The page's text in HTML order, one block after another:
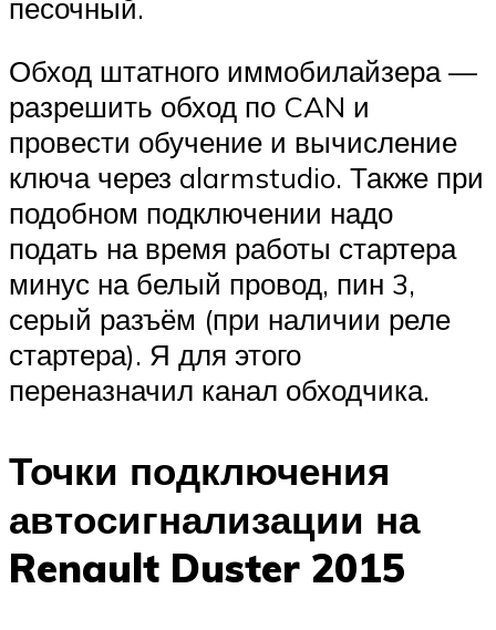
песочный.
Обход штатного иммобилайзера —
разрешить обход по CAN и
провести обучение и вычисление
ключа через alarmstudio. Также при
подобном подключении надо
подать на время работы стартера
минус на белый провод, пин 3,
серый разъём (при наличии реле
стартера). Я для этого
переназначил канал обходчика.
Точки подключения
автосигнализации на
Renault Duster 2015